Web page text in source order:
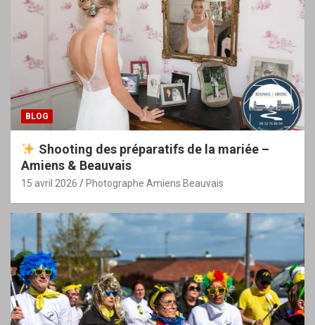
BLOG
Shooting des préparatifs de la mariée –
Amiens & Beauvais
15 avril 2026 Photographe Amiens Beauvais